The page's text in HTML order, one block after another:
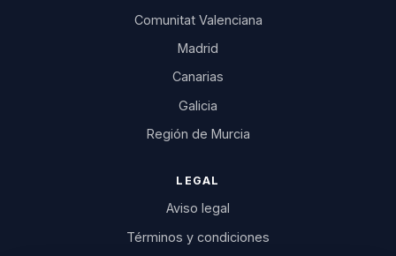
Comunitat Valenciana
Madrid
Canarias
Galicia
Región de Murcia
LEGAL
Aviso legal
Términos y condiciones